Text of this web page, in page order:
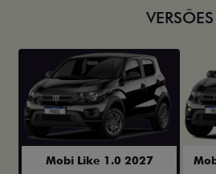
VERSÕES
Mobi Like 1.0 2027